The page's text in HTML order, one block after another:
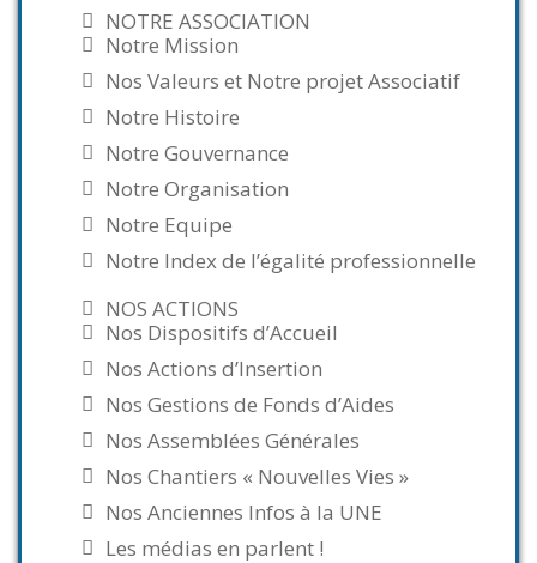
NOTRE ASSOCIATION
Notre Mission
Nos Valeurs et Notre projet Associatif
Notre Histoire
Notre Gouvernance
Notre Organisation
Notre Equipe
Notre Index de l’égalité professionnelle
NOS ACTIONS
Nos Dispositifs d’Accueil
Nos Actions d’Insertion
Nos Gestions de Fonds d’Aides
Nos Assemblées Générales
Nos Chantiers « Nouvelles Vies »
Nos Anciennes Infos à la UNE
Les médias en parlent !